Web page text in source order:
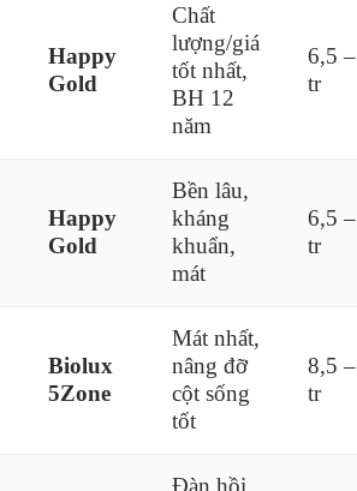
Happy
Gold
Chất
lượng/giá
tốt nhất,
BH 12
năm
6,5
tr
Happy
Gold
Bền lâu,
kháng
khuẩn,
mát
6,5
tr
Biolux
5Zone
Mát nhất,
nâng đỡ
cột sống
tốt
8,5
tr
Đàn hồi